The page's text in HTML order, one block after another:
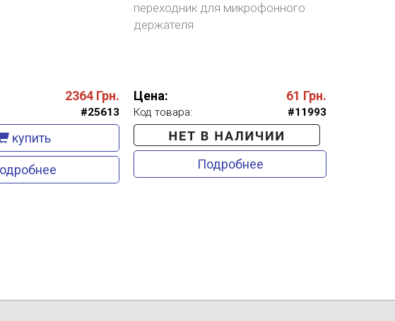
2364 Грн.
#25613
купить
переходник для микрофонного
держателя
Цена: 61 Грн.
Код товара: #11993
Подробнее